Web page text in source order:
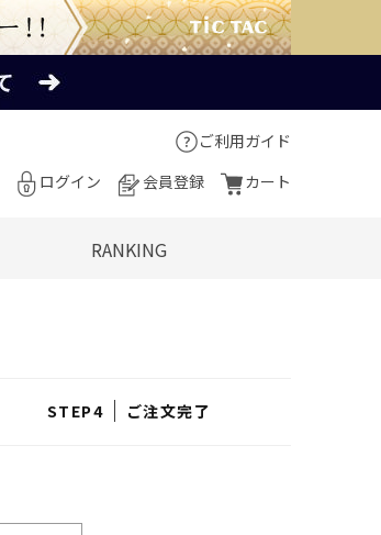
ご利用ガイド
ログイン
会員登録 カート
RANKING
ご注文完了